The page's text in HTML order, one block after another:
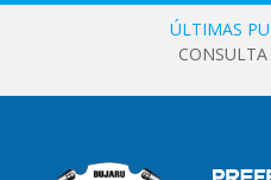
ÚLTIMAS